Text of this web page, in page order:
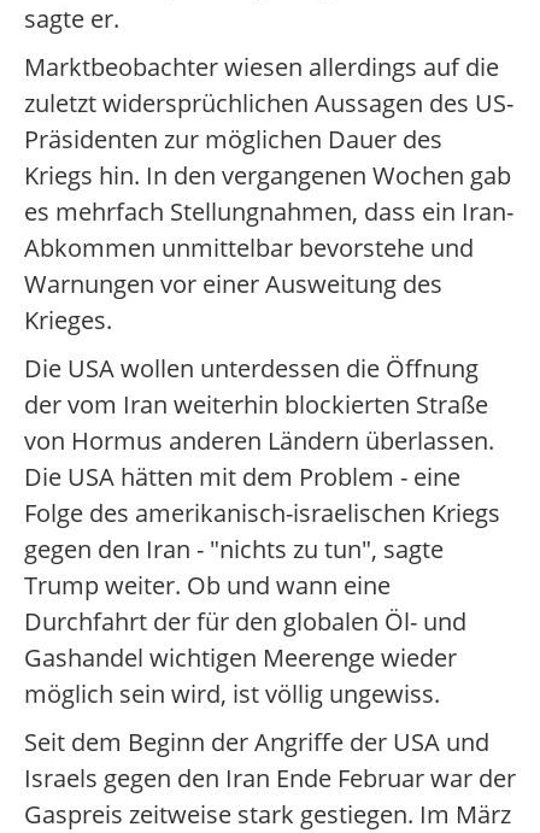
sagte er.
Marktbeobachter wiesen allerdings auf die
zuletzt widersprüchlichen Aussagen des US-
Präsidenten zur möglichen Dauer des
Kriegs hin. In den vergangenen Wochen gab
es mehrfach Stellungnahmen, dass ein Iran-
Abkommen unmittelbar bevorstehe und
Warnungen vor einer Ausweitung des
Krieges.
Die USA wollen unterdessen die Öffnung
der vom Iran weiterhin blockierten Straße
von Hormus anderen Ländern überlassen.
Die USA hätten mit dem Problem - eine
Folge des amerikanisch-israelischen Kriegs
gegen den Iran - "nichts zu tun", sagte
Trump weiter. Ob und wann eine
Durchfahrt der für den globalen Öl- und
Gashandel wichtigen Meerenge wieder
möglich sein wird, ist völlig ungewiss.
Seit dem Beginn der Angriffe der USA und
Israels gegen den Iran Ende Februar war der
Gaspreis zeitweise stark gestiegen. Im März